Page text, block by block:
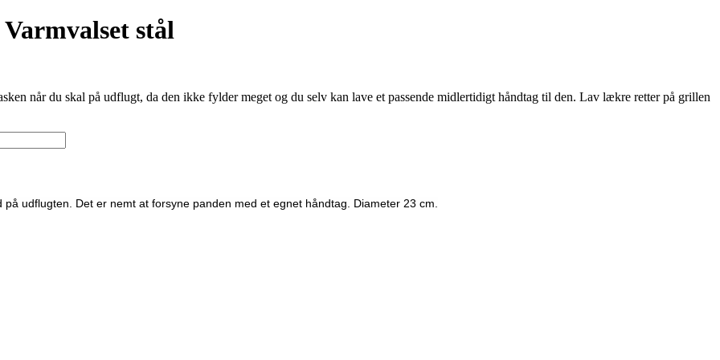
stål
når du skal på udflugt, da den ikke fylder meget og du selv kan lave et passende midlertidigt håndtag til den. Lav lækre retter på grillen
udflugten. Det er nemt at forsyne panden med et egnet håndtag. Diameter 23 cm.